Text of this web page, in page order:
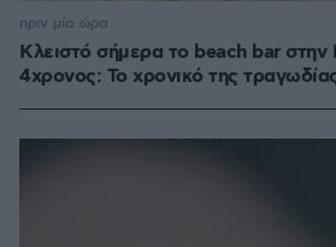
Κλειστό σήμερα το beach bar στην
4χρονος: Το χρονικό της
πριν μία ώρα